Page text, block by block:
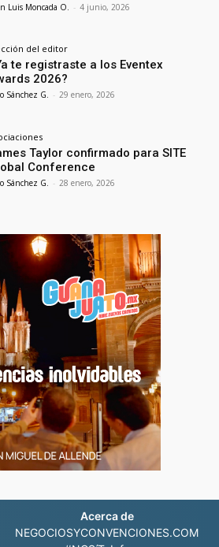
Luis Moncada O. - 4 junio, 2026
del editor
te registraste a los Eventex
2026?
Sánchez G. - 29 enero, 2026
Taylor confirmado para SITE
Conference
Sánchez G. - 28 enero, 2026
Acerca de
NEGOCIOSYCONVENCIONES.COM